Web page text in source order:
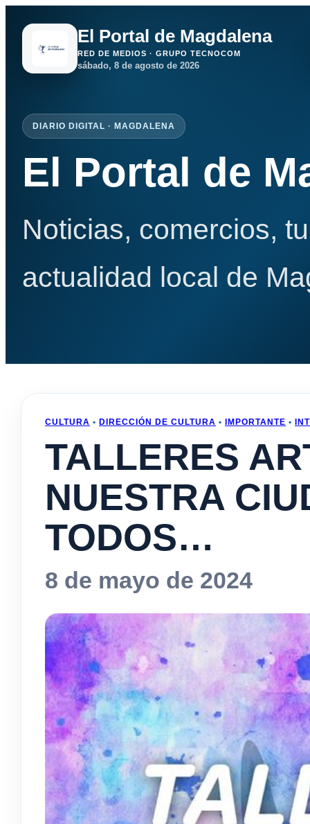
El Portal de Magdalena
RED DE MEDIOS · GRUPO TECNOCOM
sábado, 8 de agosto de 2026
DIARIO DIGITAL · MAGDALENA
El Portal de
Noticias, comercios,
actualidad local de
CULTURA • DIRECCIÓN DE CULTURA • IMPORTANTE •
TALLERES
NUESTRA
TODOS…
8 de mayo de 2024